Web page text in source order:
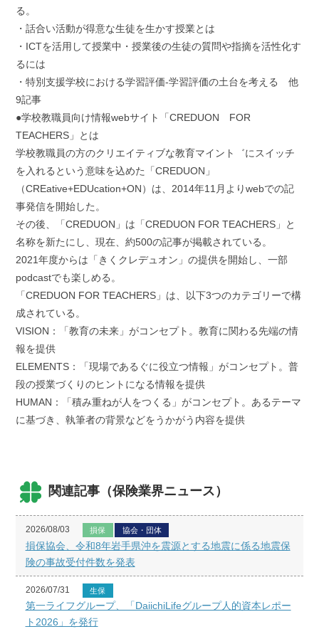
る。
・話合い活動が得意な生徒を生かす授業とは
・ICTを活用して授業中・授業後の生徒の質問や指摘を活性化す
るには
・特別支援学校における学習評価-学習評価の土台を考える 他
9記事
●学校教職員向け情報webサイト「CREDUON FOR
TEACHERS」とは
学校教職員の方のクリエイティブな教育マイント゛にスイッチ
を入れるという意味を込めた「CREDUON」
（CREative+EDUcation+ON）は、2014年11月よりwebでの記
事発信を開始した。
その後、「CREDUON」は「CREDUON FOR TEACHERS」と
名称を新たにし、現在、約500の記事が掲載されている。
2021年度からは「きくクレデュオン」の提供を開始し、一部
podcastでも楽しめる。
「CREDUON FOR TEACHERS」は、以下3つのカテゴリーで構
成されている。
VISION：「教育の未来」がコンセプト。教育に関わる先端の情
報を提供
ELEMENTS：「現場であるぐに役立つ情報」がコンセプト。普
段の授業づくりのヒントになる情報を提供
HUMAN：「積み重ねが人をつくる」がコンセプト。あるテーマ
に基づき、執筆者の背景などをうかがう内容を提供
関連記事（保険業界ニュース）
2026/08/03 損保 協会・団体
損保協会、令和8年岩手県沖を震源とする地震に係る地震保
険の事故受付件数を発表
2026/07/31 生保
第一ライフグループ、「DaiichiLifeグループ人的資本レポー
ト2026」を発行